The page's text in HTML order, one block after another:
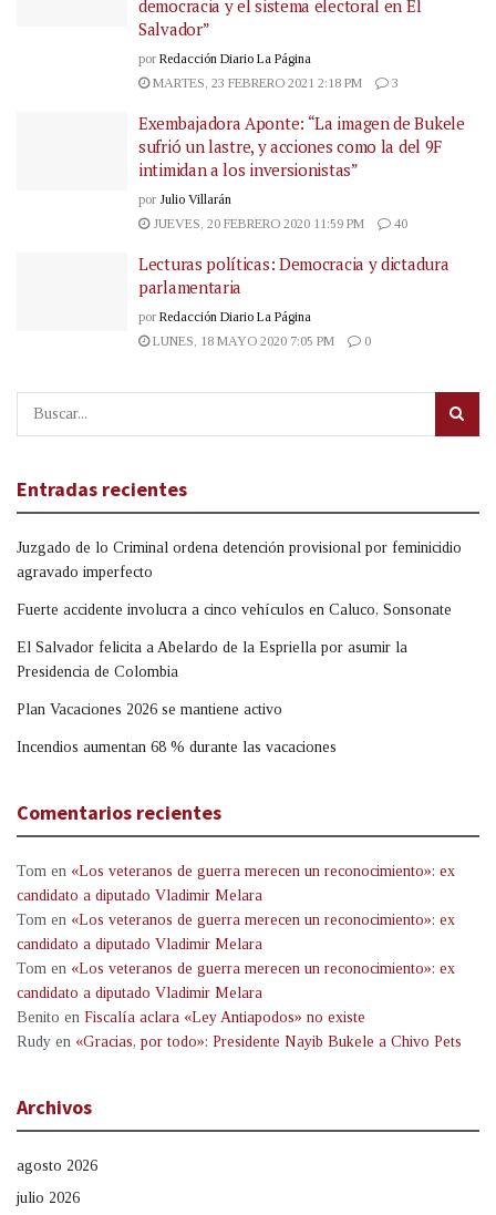
democracia y el sistema electoral en El
Salvador”
por Redacción Diario La Página
MARTES, 23 FEBRERO 2021 2:18 PM
3
Exembajadora Aponte: “La imagen de Bukele
sufrió un lastre, y acciones como la del 9F
intimidan a los inversionistas”
por Julio Villarán
JUEVES, 20 FEBRERO 2020 11:59 PM
40
Lecturas políticas: Democracia y dictadura
parlamentaria
por Redacción Diario La Página
LUNES, 18 MAYO 2020 7:05 PM
0
Entradas recientes
Juzgado de lo Criminal ordena detención provisional por feminicidio
agravado imperfecto
Fuerte accidente involucra a cinco vehículos en Caluco, Sonsonate
El Salvador felicita a Abelardo de la Espriella por asumir la
Presidencia de Colombia
Plan Vacaciones 2026 se mantiene activo
Incendios aumentan 68 % durante las vacaciones
Comentarios recientes
Tom en «Los veteranos de guerra merecen un reconocimiento»: ex
candidato a diputado Vladimir Melara
Tom en «Los veteranos de guerra merecen un reconocimiento»: ex
candidato a diputado Vladimir Melara
Tom en «Los veteranos de guerra merecen un reconocimiento»: ex
candidato a diputado Vladimir Melara
Benito en Fiscalía aclara «Ley Antiapodos» no existe
Rudy en «Gracias, por todo»: Presidente Nayib Bukele a Chivo Pets
Archivos
agosto 2026
julio 2026